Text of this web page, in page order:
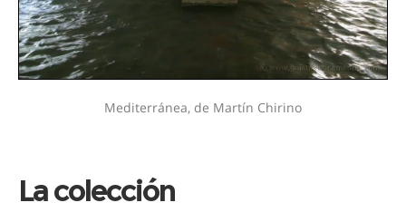
Mediterránea, de Martín Chirino
La colección